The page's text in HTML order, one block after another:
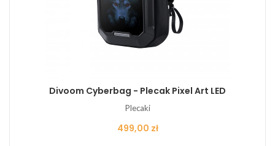
Divoom Cyberbag - Plecak Pixel Art LED
Plecaki
Cena
499,00 zł